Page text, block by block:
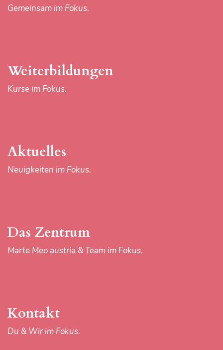
Gemeinsam im Fokus.
Weiterbildungen
Kurse im Fokus.
Aktuelles
Neuigkeiten im Fokus.
Das Zentrum
Marte Meo austria & Team im Fokus.
Kontakt
Du & Wir im Fokus.